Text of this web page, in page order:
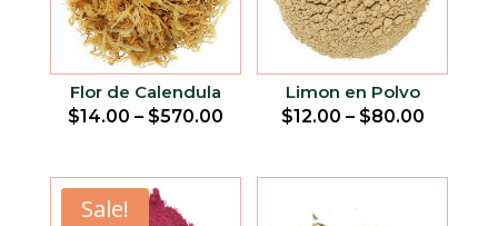
Flor de Calendula
$14.00 – $570.00
Limon en Polvo
$12.00 – $80.00
Sale!